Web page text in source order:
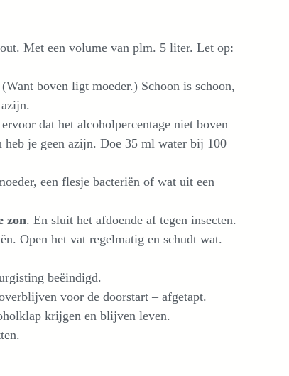
Met een volume van plm. 5 liter. Let op:
boven ligt moeder.) Schoon is schoon,
dat het alcoholpercentage niet boven
heb je geen azijn. Doe 35 ml water bij 100
een flesje bacteriën of wat uit een
zon. En sluit het afdoende af tegen insecten.
Open het vat regelmatig en schudt wat.
beëindigd.
voor de doorstart – afgetapt.
krijgen en blijven leven.